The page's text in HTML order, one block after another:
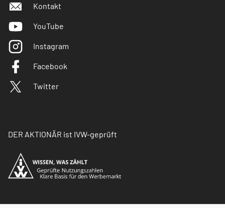
Kontakt
YouTube
Instagram
Facebook
Twitter
DER AKTIONÄR ist IVW-geprüft